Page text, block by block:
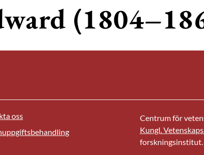
oss
Centrum för
Kungl.
forskningsinstitut.